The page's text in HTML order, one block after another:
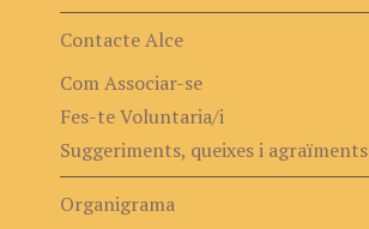
Contacte Alce
Com Associar-se
Fes-te Voluntaria/i
Suggeriments, queixes i agraïments
Organigrama